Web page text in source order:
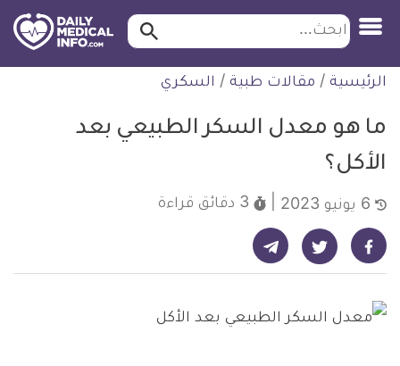
التخطي
للمحتوى
ابحث ابحث…
الرئيسية / مقالات طبية / السكري
ما هو معدل السكر الطبيعي بعد
الأكل؟
3 دقائق قراءة
شارك على فيسبوك - ديلي ميديكال انفو شارك على تويتر - ديلي ميديكال انفو شارك على تيليجرام - ديلي ميديكال انفو